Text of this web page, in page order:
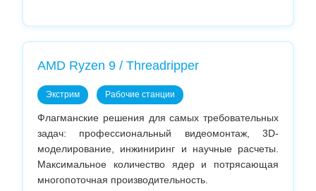
AMD Ryzen 9 / Threadripper
Экстрим Рабочие станции
Флагманские решения для самых требовательных
задач: профессиональный видеомонтаж, 3D-
моделирование, инжиниринг и научные расчеты.
Максимальное количество ядер и потрясающая
многопоточная производительность.